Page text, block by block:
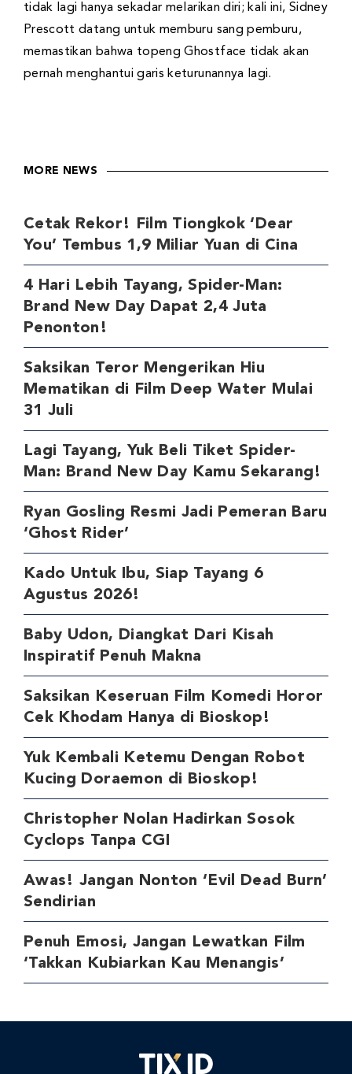
tidak lagi hanya sekadar melarikan diri; kali ini, Sidney
Prescott datang untuk memburu sang pemburu,
memastikan bahwa topeng Ghostface tidak akan
pernah menghantui garis keturunannya lagi.
MORE NEWS
Cetak Rekor! Film Tiongkok ‘Dear
You’ Tembus 1,9 Miliar Yuan di Cina
4 Hari Lebih Tayang, Spider-Man:
Brand New Day Dapat 2,4 Juta
Penonton!
Saksikan Teror Mengerikan Hiu
Mematikan di Film Deep Water Mulai
31 Juli
Lagi Tayang, Yuk Beli Tiket Spider-
Man: Brand New Day Kamu Sekarang!
Ryan Gosling Resmi Jadi Pemeran Baru
‘Ghost Rider’
Kado Untuk Ibu, Siap Tayang 6
Agustus 2026!
Baby Udon, Diangkat Dari Kisah
Inspiratif Penuh Makna
Saksikan Keseruan Film Komedi Horor
Cek Khodam Hanya di Bioskop!
Yuk Kembali Ketemu Dengan Robot
Kucing Doraemon di Bioskop!
Christopher Nolan Hadirkan Sosok
Cyclops Tanpa CGI
Awas! Jangan Nonton ‘Evil Dead Burn’
Sendirian
Penuh Emosi, Jangan Lewatkan Film
‘Takkan Kubiarkan Kau Menangis’